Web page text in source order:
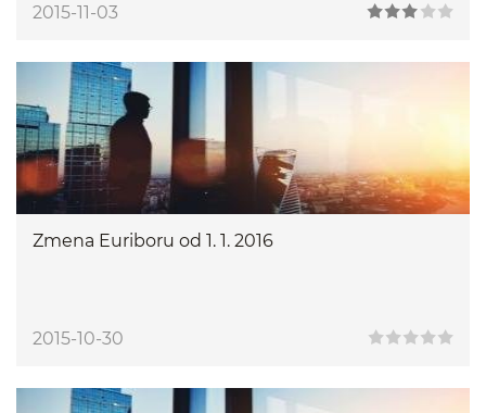
2015-11-03
Zmena Euriboru od 1. 1. 2016
2015-10-30